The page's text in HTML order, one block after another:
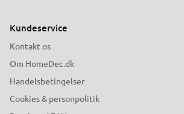
Kundeservice
Kontakt os
Om HomeDec.dk
Handelsbetingelser
Cookies & personpolitik